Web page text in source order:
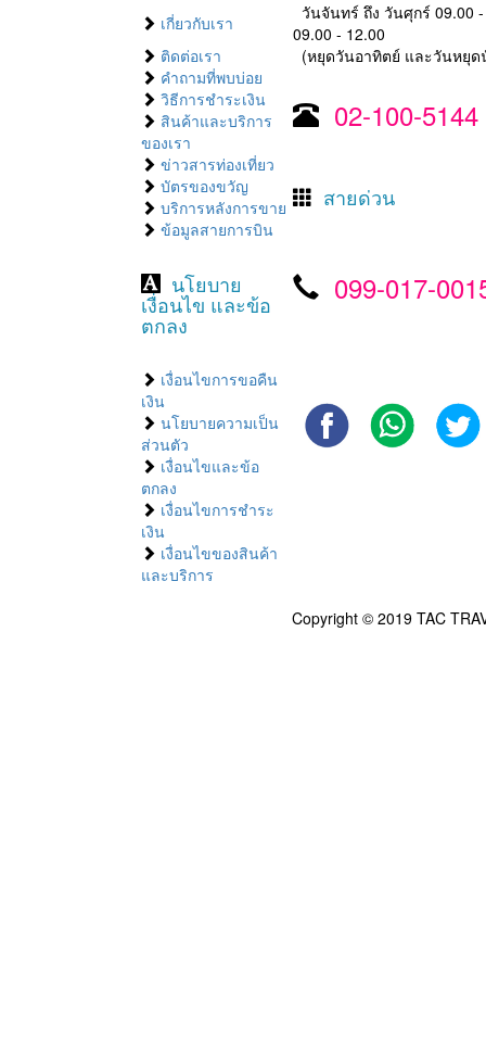
เกี่ยวกับเรา
วันจันทร์ ถึง วันศุกร์ 09.00
09.00 - 12.00
ติดต่อเรา
(หยุดวันอาทิตย์ และวันหยุ
คำถามที่พบบ่อย
02-100-5144
วิธีการชำระเงิน
สินค้าและบริการ
ของเรา
ข่าวสารท่องเที่ยว
บัตรของขวัญ
สายด่วน
บริการหลังการขาย
ข้อมูลสายการบิน
099-017-
นโยบาย
เงื่อนไข และข้อ
ตกลง
เงื่อนไขการขอคืน
เงิน
นโยบายความเป็น
ส่วนตัว
เงื่อนไขและข้อ
ตกลง
เงื่อนไขการชำระ
เงิน
เงื่อนไขของสินค้า
และบริการ
Copyright © 2019 TAC